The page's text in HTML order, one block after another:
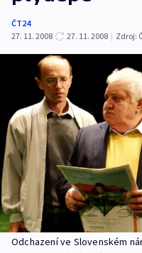
ČT24
27. 11. 2008
27. 11. 2008 | Zdroj:
Odchazení ve Slovenském